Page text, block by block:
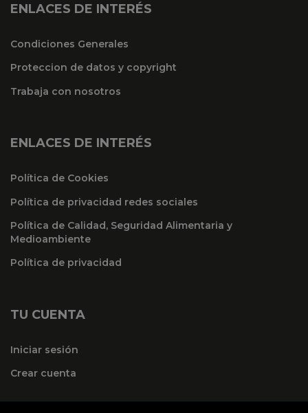
ENLACES DE INTERÉS
Condiciones Generales
Proteccion de datos y copyright
Trabaja con nosotros
ENLACES DE INTERÉS
Política de Cookies
Política de privacidad redes sociales
Política de Calidad, Seguridad Alimentaria y
Medioambiente
Política de privacidad
TU CUENTA
Iniciar sesión
Crear cuenta